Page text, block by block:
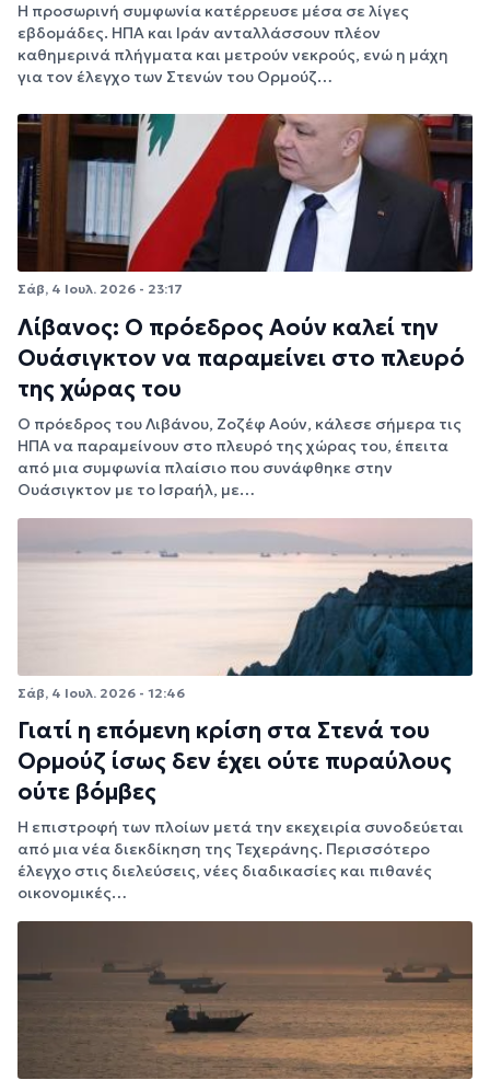
Η προσωρινή συμφωνία κατέρρευσε μέσα σε λίγες
εβδομάδες. ΗΠΑ και Ιράν ανταλλάσσουν πλέον
καθημερινά πλήγματα και μετρούν νεκρούς, ενώ η μάχη
για τον έλεγχο των Στενών του Ορμούζ…
Σάβ, 4 Ιουλ. 2026 - 23:17
Λίβανος: Ο πρόεδρος Αούν καλεί την
Ουάσιγκτον να παραμείνει στο πλευρό
της χώρας του
Ο πρόεδρος του Λιβάνου, Ζοζέφ Αούν, κάλεσε σήμερα τις
ΗΠΑ να παραμείνουν στο πλευρό της χώρας του, έπειτα
από μια συμφωνία πλαίσιο που συνάφθηκε στην
Ουάσιγκτον με το Ισραήλ, με…
Σάβ, 4 Ιουλ. 2026 - 12:46
Γιατί η επόμενη κρίση στα Στενά του
Ορμούζ ίσως δεν έχει ούτε πυραύλους
ούτε βόμβες
Η επιστροφή των πλοίων μετά την εκεχειρία συνοδεύεται
από μια νέα διεκδίκηση της Τεχεράνης. Περισσότερο
έλεγχο στις διελεύσεις, νέες διαδικασίες και πιθανές
οικονομικές…